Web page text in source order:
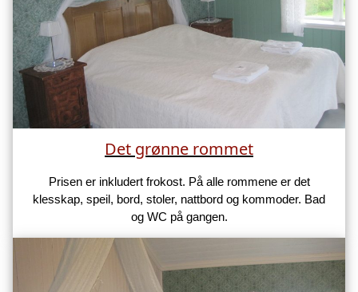
Det grønne rommet
Prisen er inkludert frokost. På alle rommene er det
klesskap, speil, bord, stoler, nattbord og kommoder. Bad
og WC på gangen.